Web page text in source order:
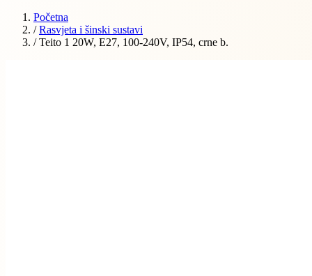
Početna
/ Rasvjeta i šinski sustavi
/ Teito 1 20W, E27, 100-240V, IP54, crne b.